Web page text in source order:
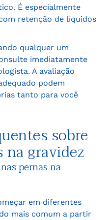
É especialmente
retenção de líquidos
qualquer um
imediatamente
A avaliação
podem
tanto para você
sobre
na gravidez
pernas na
em diferentes
mais comum a partir